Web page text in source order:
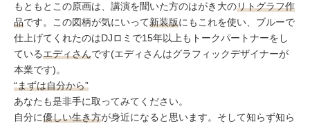
もともとこの原画は、講演を聞いた方のはがき大のリトグラフ作
品です。この図柄が気にいって新装版にもこれを使い、ブルーで
仕上げてくれたのはDJロミで15年以上もトークパートナーをし
ているエディさんです(エディさんはグラフィックデザイナーが
本業です)。
“まずは自分から”
あなたも是非手に取ってみてください。
自分に優しい生き方が身近になると思います。そして知らず知ら